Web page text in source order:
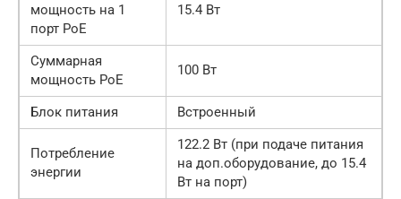
мощность на 1
порт PoE
15.4 Вт
Суммарная
мощность PoE
100 Вт
Блок питания Встроенный
Потребление
энергии
122.2 Вт (при подаче питания
на доп.оборудование, до 15.4
Вт на порт)